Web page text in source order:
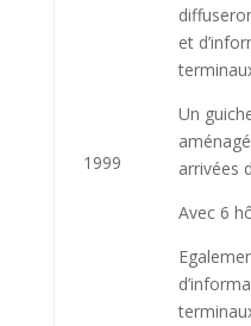
1999
et
Un
arrivées
Avec 6